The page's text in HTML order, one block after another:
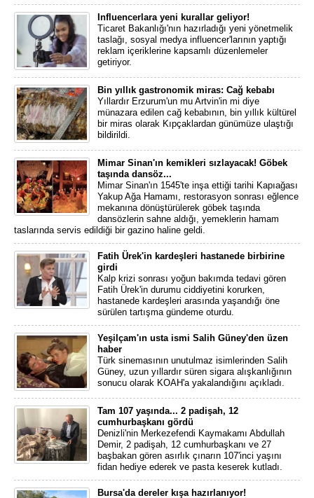
Influencerlara yeni kurallar geliyor!
Ticaret Bakanlığı'nın hazırladığı yeni yönetmelik
taslağı, sosyal medya influencer'larının yaptığı
reklam içeriklerine kapsamlı düzenlemeler
getiriyor.
Bin yıllık gastronomik miras: Cağ kebabı
Yıllardır Erzurum'un mu Artvin'in mi diye
münazara edilen cağ kebabının, bin yıllık kültürel
bir miras olarak Kıpçaklardan günümüze ulaştığı
bildirildi.
Mimar Sinan'ın kemikleri sızlayacak! Göbek
taşında dansöz...
Mimar Sinan'ın 1545'te inşa ettiği tarihi Kapıağası
Yakup Ağa Hamamı, restorasyon sonrası eğlence
mekanına dönüştürülerek göbek taşında
dansözlerin sahne aldığı, yemeklerin hamam
taslarında servis edildiği bir gazino haline geldi.
Fatih Ürek'in kardeşleri hastanede birbirine
girdi
Kalp krizi sonrası yoğun bakımda tedavi gören
Fatih Ürek'in durumu ciddiyetini korurken,
hastanede kardeşleri arasında yaşandığı öne
sürülen tartışma gündeme oturdu.
Yeşilçam'ın usta ismi Salih Güney'den üzen
haber
Türk sinemasının unutulmaz isimlerinden Salih
Güney, uzun yıllardır süren sigara alışkanlığının
sonucu olarak KOAH'a yakalandığını açıkladı.
Tam 107 yaşında... 2 padişah, 12
cumhurbaşkanı gördü
Denizli'nin Merkezefendi Kaymakamı Abdullah
Demir, 2 padişah, 12 cumhurbaşkanı ve 27
başbakan gören asırlık çınarın 107'inci yaşını
fidan hediye ederek ve pasta keserek kutladı.
Bursa'da dereler kışa hazırlanıyor!